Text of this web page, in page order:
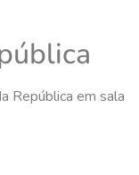
República em sala